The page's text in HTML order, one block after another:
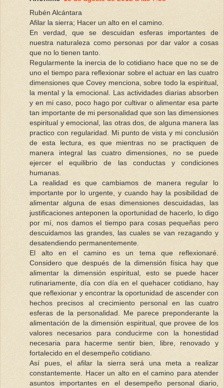
Rubén Alcántara
Afilar la sierra; Hacer un alto en el camino.
En verdad, que se descuidan esferas importantes de
nuestra naturaleza como personas por dar valor a cosas
que no lo tienen tanto.
Regularmente la inercia de lo cotidiano hace que no se de
uno el tiempo para reflexionar sobre el actuar en las cuatro
dimensiones que Covey menciona, sobre todo la espiritual,
la mental y la emocional. Las actividades diarias absorben
y en mi caso, poco hago por cultivar o alimentar esa parte
tan importante de mi personalidad que son las dimensiones
espiritual y emocional, las otras dos, de alguna manera las
practico con regularidad. Mi punto de vista y mi conclusión
de esta lectura, es que mientras no se practiquen de
manera integral las cuatro dimensiones, no se puede
ejercer el equilibrio de las conductas y condiciones
humanas.
La realidad es que cambiamos de manera regular lo
importante por lo urgente, y cuando hay la posibilidad de
alimentar alguna de esas dimensiones descuidadas, las
justificaciones anteponen la oportunidad de hacerlo, lo digo
por mí, nos damos el tiempo para cosas pequeñas pero
descuidamos las grandes, las cuales se van rezagando y
desatendiendo permanentemente.
El alto en el camino es un tema que reflexionaré.
Considero que después de la dimensión física hay que
alimentar la dimensión espiritual, esto se puede hacer
rutinariamente, día con día en el quehacer cotidiano, hay
que reflexionar y encontrar la oportunidad de ascender con
hechos precisos al crecimiento personal en las cuatro
esferas de la personalidad. Me parece preponderante la
alimentación de la dimensión espiritual, que provee de los
valores necesarios para conducirme con la honestidad
necesaria para hacerme sentir bien, libre, renovado y
fortalecido en el desempeño cotidiano.
Así pues, el afilar la sierra será una meta a realizar
constantemente. Hacer un alto en el camino para atender
asuntos importantes en el desempeño personal diario,